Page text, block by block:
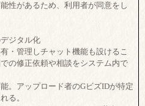
性があるため、利用者が同意をし
ジタル化
・管理しチャット機能も設けるこ
の修正依頼や相談をシステム内で
。アップロード者のGビズIDが特定
る。